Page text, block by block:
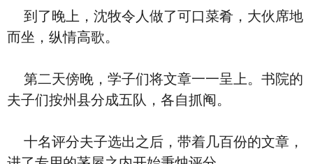
到了晚上，沈牧令人做了可口菜肴，大伙席地
而坐，纵情高歌。
第二天傍晚，学子们将文章一一呈上。书院的
夫子们按州县分成五队，各自抓阄。
十名评分夫子选出之后，带着几百份的文章，